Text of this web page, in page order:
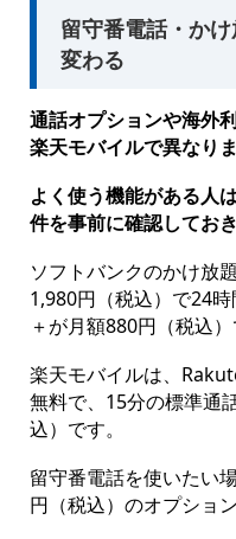
留守番電話・か
変わる
通話オプションや海外
楽天モバイルで異なりま
よく使う機能がある人
件を事前に確認してお
ソフトバンクのかけ放
1,980円（税込）で24
＋が月額880円（税込
楽天モバイルは、
無料で、15分の標準通
込）です。
留守番電話を使いたい
円（税込）のオプショ